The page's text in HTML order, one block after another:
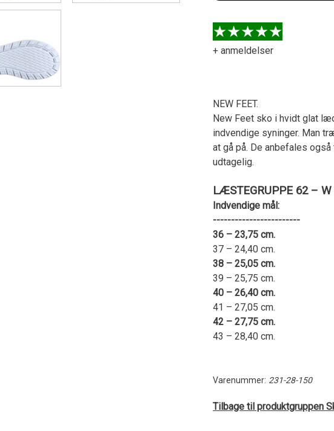
+ anmeldelser
NEW FEET.
New Feet sko i hvidt glat
indvendige syninger. Man
at gå på. De anbefales
udtagelig.
LÆSTEGRUPPE 62 – W
Indvendige mål:
------------------------
36 – 23,75 cm.
37 – 24,40 cm.
38 – 25,05 cm.
39 – 25,75 cm.
40 – 26,40 cm.
41 – 27,05 cm.
42 – 27,75 cm.
43 – 28,40 cm.
Varenummer: 231-28-150
Tilbage til produktgruppen